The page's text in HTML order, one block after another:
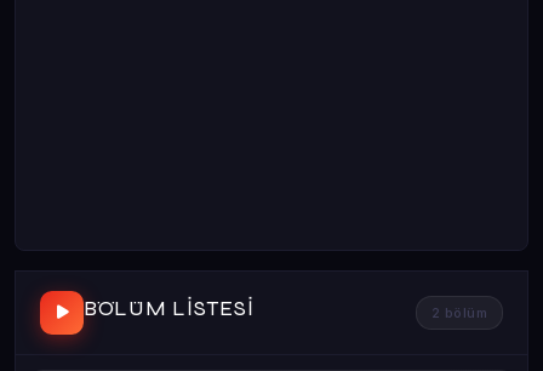
BÖLÜM LISTESI 2 bölüm